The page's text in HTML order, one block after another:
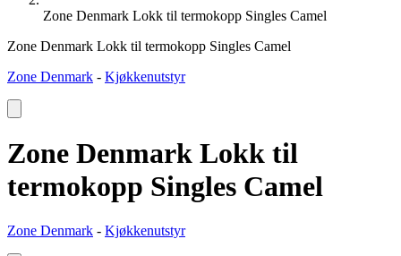
Zone Denmark Lokk til termokopp Singles Camel
Zone Denmark Lokk til termokopp Singles Camel
Zone Denmark - Kjøkkenutstyr
Zone Denmark Lokk til
termokopp Singles Camel
Zone Denmark - Kjøkkenutstyr